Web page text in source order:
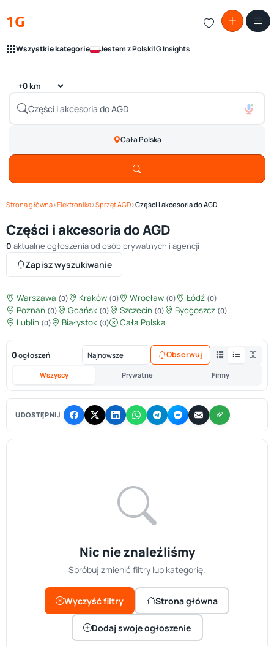
1G
Wszystkie kategorie Jestem z Polski1G Insights
Cała Polska
Strona główna›Elektronika›Sprzęt AGD›Części i akcesoria do AGD
Części i akcesoria do AGD
0 aktualne ogłoszenia od osób prywatnych i agencji
Zapisz wyszukiwanie
Warszawa (0) Kraków (0) Wrocław (0) Łódź (0)
Poznań (0) Gdańsk (0) Szczecin (0) Bydgoszcz (0)
Lublin (0) Białystok (0) Cała Polska
0 ogłoszeń
Wszyscy Prywatne Firmy
Obserwuj
UDOSTĘPNIJ
Nic nie znaleźliśmy
Spróbuj zmienić filtry lub kategorię.
Wyczyść filtry Strona główna
Dodaj swoje ogłoszenie